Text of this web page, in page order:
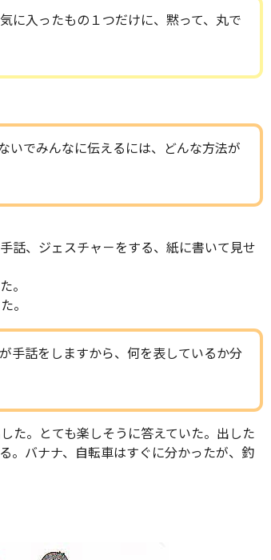
に入ったもの１つだけに、黙って、丸で
いでみんなに伝えるには、どんな方法が
話、ジェスチャ－をする、紙に書いて見せ
。
。
手話をしますから、何を表しているか分
た。とても楽しそうに答えていた。出した
バナナ、自転車はすぐに分かったが、釣